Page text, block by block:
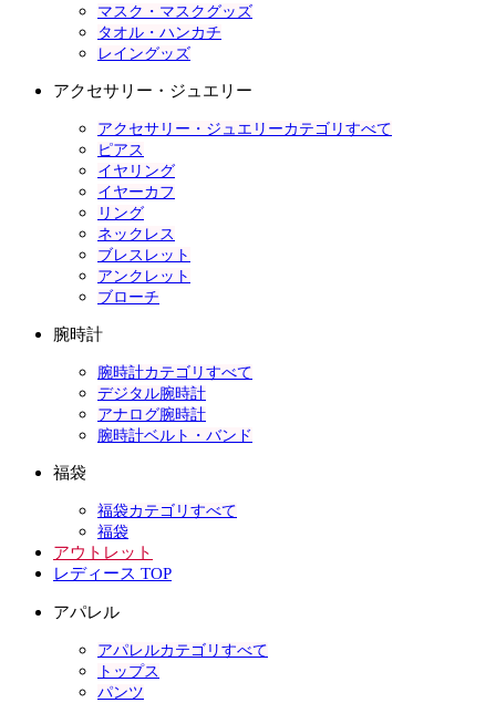
マスク・マスクグッズ
タオル・ハンカチ
レイングッズ
アクセサリー・ジュエリー
アクセサリー・ジュエリーカテゴリすべて
ピアス
イヤリング
イヤーカフ
リング
ネックレス
ブレスレット
アンクレット
ブローチ
腕時計
腕時計カテゴリすべて
デジタル腕時計
アナログ腕時計
腕時計ベルト・バンド
福袋
福袋カテゴリすべて
福袋
アウトレット
レディース TOP
アパレル
アパレルカテゴリすべて
トップス
パンツ